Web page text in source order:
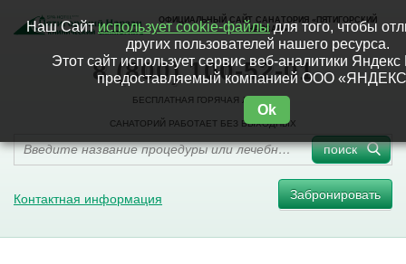
ОФИЦИАЛЬНЫЙ САЙТ САНАТОРИЯ «ПЯТИГОРСКИЙ
НАРЗАН»
8 (800) 100-52-01
БЕСПЛАТНАЯ ГОРЯЧАЯ ЛИНИЯ
САНАТОРИЙ РАБОТАЕТ БЕЗ ВЫХОДНЫХ
поиск
Контактная информация Забронировать
Наш Сайтиспользует cookie-файлыдля того, чтобы
других пользователей нашего ресурса.
Этот сайт использует сервис веб-аналитики Яндекс
предоставляемый компанией ООО
Ok